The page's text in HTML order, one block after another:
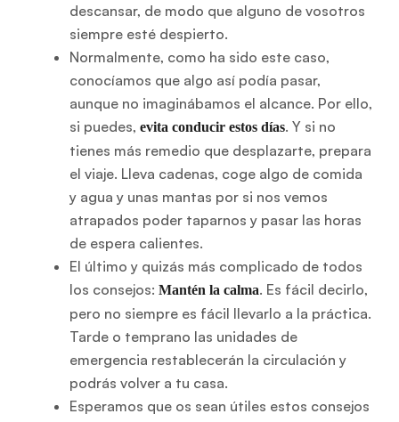
descansar, de modo que alguno de vosotros
siempre esté despierto.
Normalmente, como ha sido este caso,
conocíamos que algo así podía pasar,
aunque no imaginábamos el alcance. Por ello,
si puedes, evita conducir estos días. Y si no
tienes más remedio que desplazarte, prepara
el viaje. Lleva cadenas, coge algo de comida
y agua y unas mantas por si nos vemos
atrapados poder taparnos y pasar las horas
de espera calientes.
El último y quizás más complicado de todos
los consejos: Mantén la calma. Es fácil decirlo,
pero no siempre es fácil llevarlo a la práctica.
Tarde o temprano las unidades de
emergencia restablecerán la circulación y
podrás volver a tu casa.
Esperamos que os sean útiles estos consejos